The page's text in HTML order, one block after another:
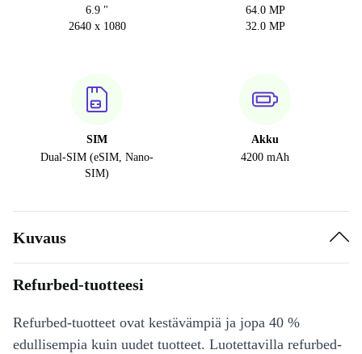
6.9 "
2640 x 1080
64.0 MP
32.0 MP
SIM
Dual-SIM (eSIM, Nano-
SIM)
Akku
4200 mAh
Kuvaus
Refurbed-tuotteesi
Refurbed-tuotteet ovat kestävämpiä ja jopa 40 %
edullisempia kuin uudet tuotteet. Luotettavilla refurbed-